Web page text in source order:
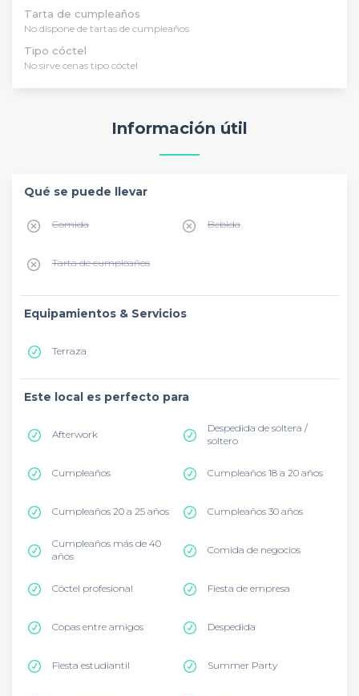
Tarta de cumpleaños
No dispone de tartas de cumpleaños
Tipo cóctel
No sirve cenas tipo cóctel
Información útil
Qué se puede llevar
Comida Bebida
Tarta de cumpleaños
Equipamientos & Servicios
Terraza
Este local es perfecto para
Afterwork
Despedida de soltera /
soltero
Cumpleaños Cumpleaños 18 a 20 años
Cumpleaños 20 a 25 años Cumpleaños 30 años
Cumpleaños más de 40
años
Comida de negocios
Cóctel profesional Fiesta de empresa
Copas entre amigos Despedida
Fiesta estudiantil Summer Party